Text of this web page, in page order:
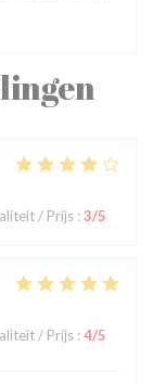
/ Prijs : 3/5
/ Prijs : 4/5